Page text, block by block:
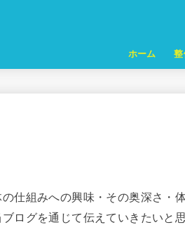
ホーム
仕組みへの興味・その奥深さ・
ログを通じて伝えていきたいと